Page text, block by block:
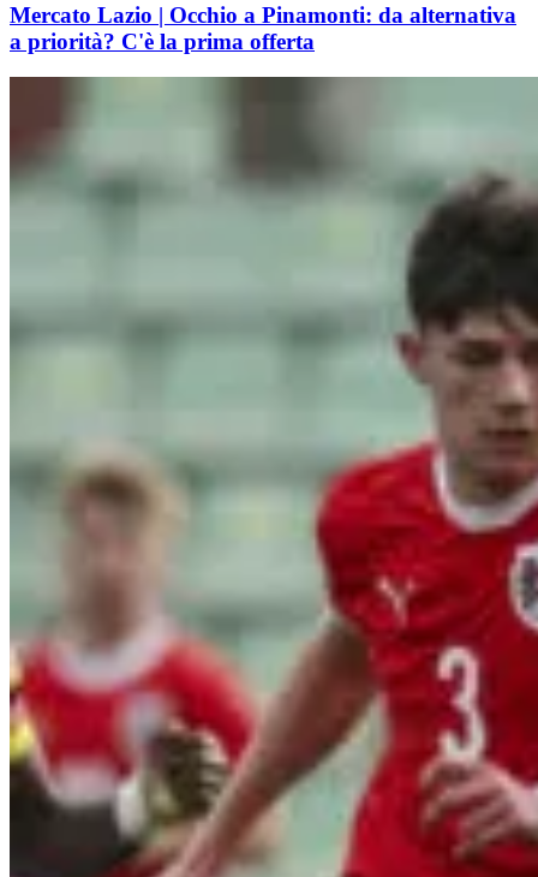
Mercato Lazio | Occhio a Pinamonti: da alternativa
a priorità? C'è la prima offerta